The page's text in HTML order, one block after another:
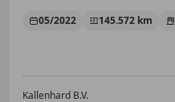
05/2022 145.572 km
Kallenhard B.V.